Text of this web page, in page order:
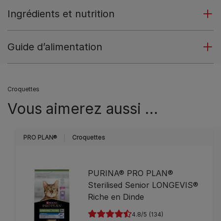
Ingrédients et nutrition
Guide d’alimentation
Croquettes
Vous aimerez aussi …
PRO PLAN® Croquettes
PURINA® PRO PLAN®
Sterilised Senior LONGEVIS®
Riche en Dinde
4.8 (134)